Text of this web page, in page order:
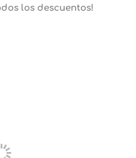
los descuentos!